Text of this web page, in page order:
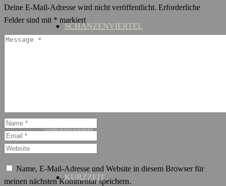
SCHANZENVIERTEL
MIETDAUER
KURZZEIT
Deine E-Mail-Adresse wird nicht veröffentlicht. Erforderliche
Felder sind mit * markiert
Name, E-Mail-Adresse und Website in diesem Browser für
meinen nächsten Kommentar speichern.